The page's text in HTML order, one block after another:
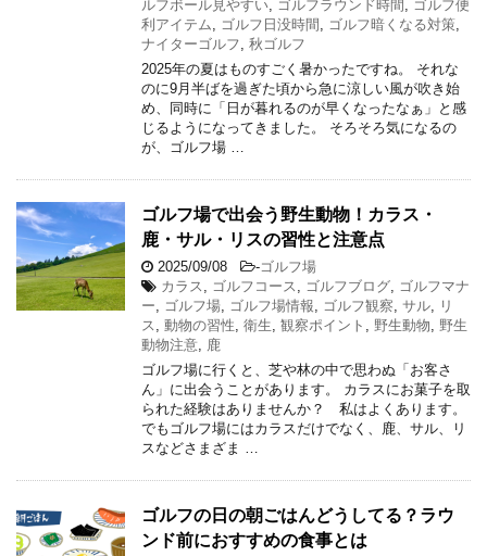
ルフボール見やすい ゴルフラウンド時間
ゴルフ便
利アイテム
ゴルフ日没時間 ゴルフ暗くなる対策
ナイターゴルフ 秋ゴルフ
2025年の夏はものすごく暑かったですね。 それな
のに9月半ばを過ぎた頃から急に涼しい風が吹き始
め、同時に「日が暮れるのが早くなったなぁ」と感
じるようになってきました。 そろそろ気になるの
が、ゴルフ場 …
ゴルフ場で出会う野生動物！カラス・
鹿・サル・リスの習性と注意点
2025/09/08 -ゴルフ場
カラス
ゴルフコース ゴルフブログ
ゴルフマナ
ー
ゴルフ場 ゴルフ場情報 ゴルフ観察 サル
リ
ス
動物の習性 衛生 観察ポイント 野生動物
野生
動物注意
鹿
ゴルフ場に行くと、芝や林の中で思わぬ「お客さ
ん」に出会うことがあります。 カラスにお菓子を取
られた経験はありませんか？ 私はよくあります。
でもゴルフ場にはカラスだけでなく、鹿、サル、リ
スなどさまざま …
ゴルフの日の朝ごはんどうしてる？ラウ
ンド前におすすめの食事とは